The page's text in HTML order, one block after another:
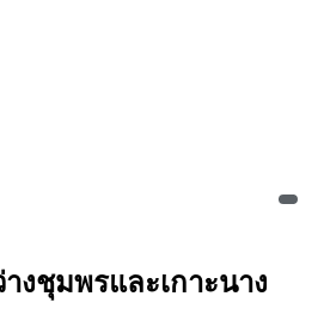
งชุมพรและเกาะนาง